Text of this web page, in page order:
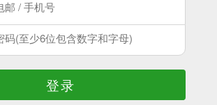
登录